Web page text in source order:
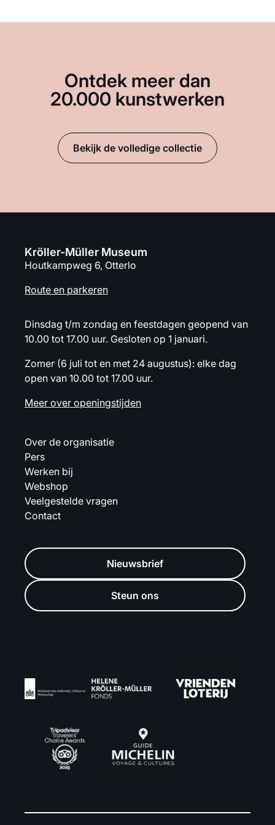
Ontdek meer dan
20.000 kunstwerken
Bekijk de volledige collectie
Kröller-Müller Museum
Houtkampweg 6, Otterlo
Route en parkeren
Dinsdag t/m zondag en feestdagen geopend van
10.00 tot 17.00 uur. Gesloten op 1 januari.
Zomer (6 juli tot en met 24 augustus): elke dag
open van 10.00 tot 17.00 uur.
Meer over openingstijden
Over de organisatie
Pers
Werken bij
Webshop
Veelgestelde vragen
Contact
Nieuwsbrief
Steun ons